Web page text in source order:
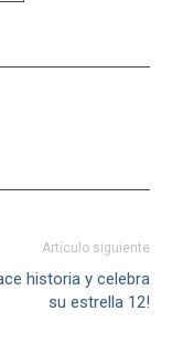
Artículo siguiente
historia y celebra
su estrella 12!